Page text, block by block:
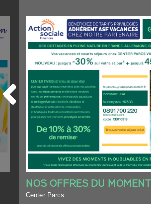
NOS OFFRES DU MOMENT
Center Parcs